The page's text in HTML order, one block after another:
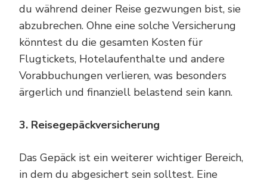
du während deiner Reise gezwungen bist, sie
abzubrechen. Ohne eine solche Versicherung
könntest du die gesamten Kosten für
Flugtickets, Hotelaufenthalte und andere
Vorabbuchungen verlieren, was besonders
ärgerlich und finanziell belastend sein kann.
3. Reisegepäckversicherung
Das Gepäck ist ein weiterer wichtiger Bereich,
in dem du abgesichert sein solltest. Eine